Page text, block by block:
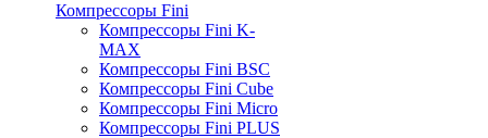
Компрессоры Fini
Компрессоры Fini K-
MAX
Компрессоры Fini BSC
Компрессоры Fini Cube
Компрессоры Fini Micro
Компрессоры Fini PLUS